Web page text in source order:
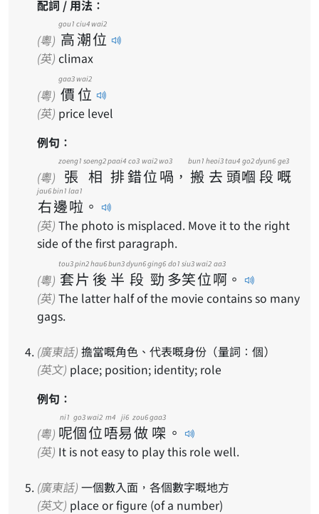
配詞 / 用法：
(粵) 高
gou1
潮
ciu4
位
wai2
(英) climax
(粵) 價
gaa3
位
wai2
(英) price level
例句：
(粵) 張
zoeng1
相
soeng2
排
paai4
錯
co3
位
wai2
喎
wo3
， 搬
bun1
去
heoi3
頭
tau4
嗰
go2
段
dyun6
嘅
ge3
右
jau6
邊
bin1
啦
laa1
。
(英) The photo is misplaced. Move it to the right
side of the first paragraph.
(粵) 套
tou3
片
pin2
後
hau6
半
bun3
段
dyun6
勁
ging6
多
do1
笑
siu3
位
wai2
啊
aa3
。
(英) The latter half of the movie contains so many
gags.
(廣東話) 擔當嘅角色、代表嘅身份（量詞：個）
(英文) place; position; identity; role
例句：
(粵) 呢
ni1
個
go3
位
wai2
唔
m4
易
ji6
做
zou6
㗎
gaa3
。
(英) It is not easy to play this role well.
(廣東話) 一個數入面，各個數字嘅地方
(英文) place or figure (of a number)